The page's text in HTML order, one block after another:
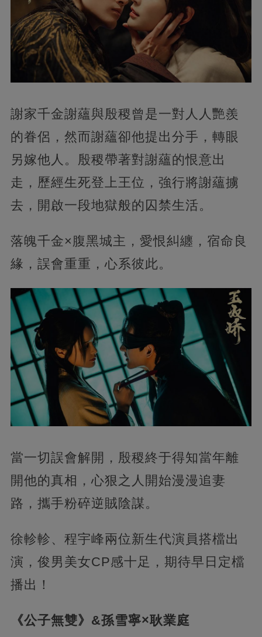
謝家千金謝蘊與殷稷曾是一對人人艷羨
的眷侶，然而謝蘊卻他提出分手，轉眼
另嫁他人。殷稷帶著對謝蘊的恨意出
走，歷經生死登上王位，強行將謝蘊擄
去，開啟一段地獄般的囚禁生活。
落魄千金×腹黑城主，愛恨糾纏，宿命良
緣，誤會重重，心系彼此。
當一切誤會解開，殷稷終于得知當年離
開他的真相，心狠之人開始漫漫追妻
路，攜手粉碎逆賊陰謀。
徐軫軫、程宇峰兩位新生代演員搭檔出
演，俊男美女CP感十足，期待早日定檔
播出！
《公子無雙》&孫雪寧×耿業庭